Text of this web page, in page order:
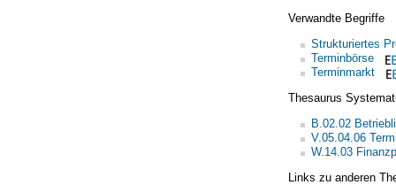
Verwandte Begriffe
Strukturiertes
Terminbörse
Terminmarkt
Thesaurus
B.02.02
V.05.04.06
W.14.03
Links zu anderen